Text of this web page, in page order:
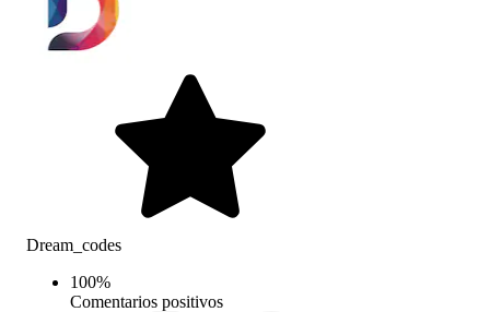
Dream_codes
100%
Comentarios positivos